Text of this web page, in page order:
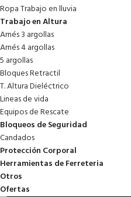
Ropa Trabajo en lluvia
Trabajo en Altura
Arnés 3 argollas
Arnés 4 argollas
5 argollas
Bloques Retractil
T. Altura Dieléctrico
Lineas de vida
Equipos de Rescate
Bloqueos de Seguridad
Candados
Protección Corporal
Herramientas de Ferreteria
Otros
Ofertas